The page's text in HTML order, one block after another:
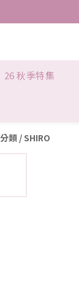
26 秋季特集
類 /SHIRO